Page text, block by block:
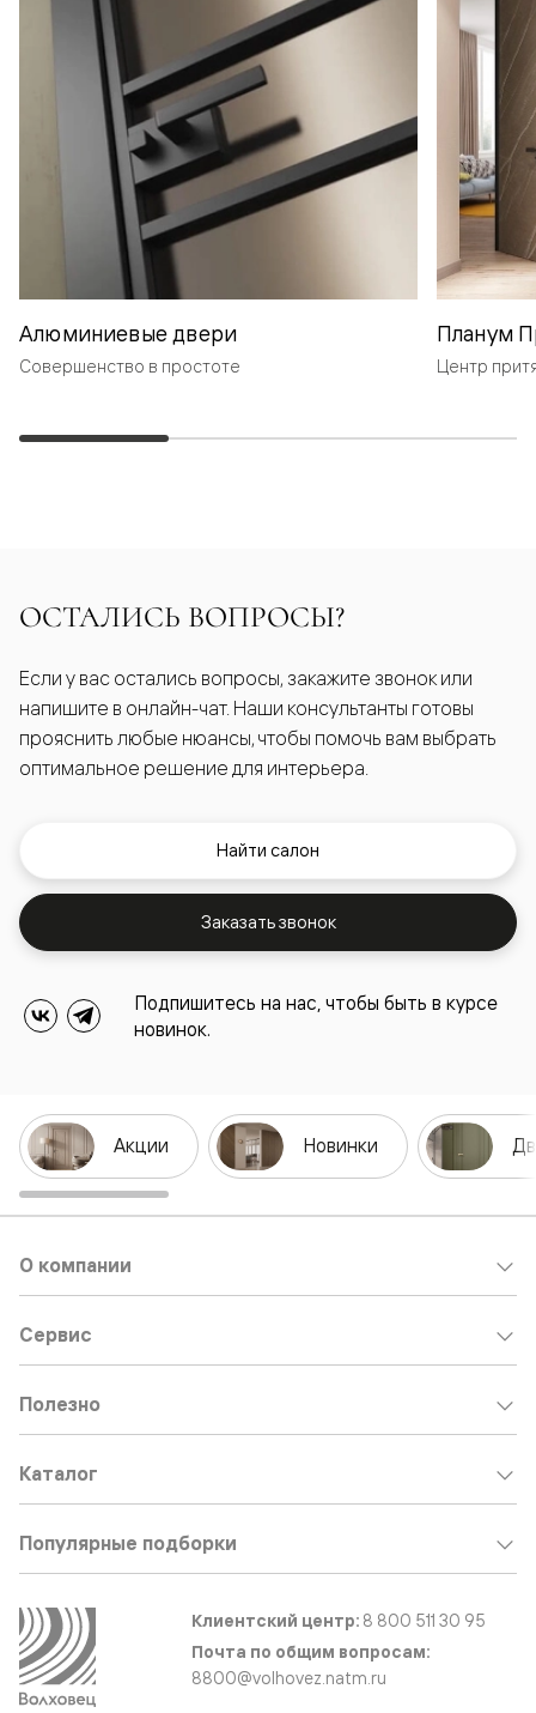
Алюминиевые двери
Совершенство в простоте
Планум
Центр
ОСТАЛИСЬ ВОПРОСЫ?
Если у вас остались вопросы, закажите звонок или
напишите в онлайн-чат. Наши консультанты готовы
прояснить любые нюансы, чтобы помочь вам выбрать
оптимальное решение для интерьера.
Найти салон
Заказать звонок
Подпишитесь на нас, чтобы быть в курсе
новинок.
Акции Новинки
О компании
Сервис
Полезно
Каталог
Популярные подборки
Клиентский центр: 8 800 511 30 95
Почта по общим вопросам:
8800@volhovez.natm.ru